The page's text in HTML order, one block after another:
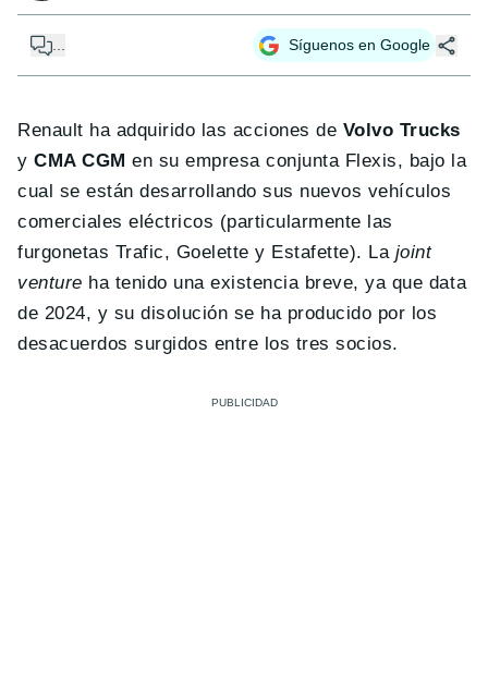
... Síguenos en Google
Renault ha adquirido las acciones de Volvo Trucks
yCMA CGM en su empresa conjunta Flexis, bajo la
cual se están desarrollando sus nuevos vehículos
comerciales eléctricos (particularmente las
furgonetas Trafic, Goelette y Estafette). Lajoint
venture ha tenido una existencia breve, ya que data
de 2024, y su disolución se ha producido por los
desacuerdos surgidos entre los tres socios.